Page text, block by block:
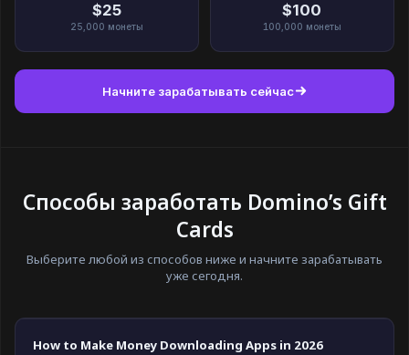
$25
25,000 монеты
$100
100,000 монеты
Начните зарабатывать сейчас
Способы заработать Domino’s Gift
Cards
Выберите любой из способов ниже и начните зарабатывать
уже сегодня.
How to Make Money Downloading Apps in 2026